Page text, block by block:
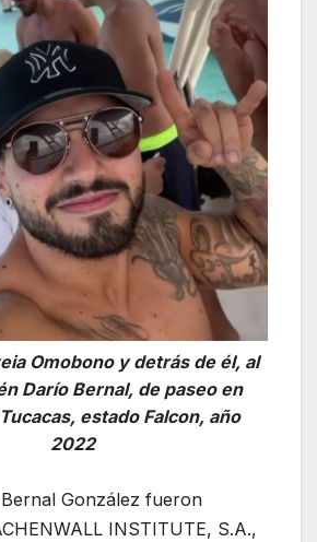
Omobono y detrás de él, al
Darío Bernal, de paseo en
estado Falcon, año
2022
González fueron
INSTITUTE, S.A.,